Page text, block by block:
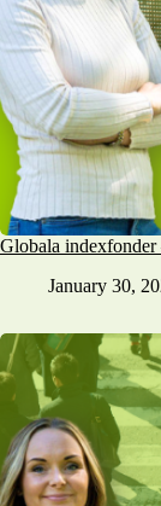
Globala indexfonder
January 30,